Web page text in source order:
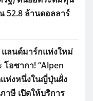
52.8 ล้านดอลลาร์
แลนด์มาร์กแห่งใหม่
อซากา! “Alpen
แห่งหนึ่งในญี่ปุ่นฝั่ง
ษี เปิดให้บริการ